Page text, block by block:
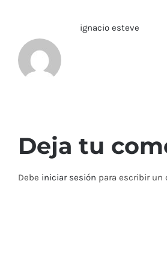
ignacio esteve
Deja tu
Debe iniciar sesión para escribir un